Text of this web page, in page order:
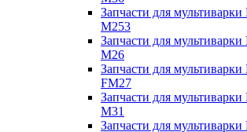
Запчасти для
M253
Запчасти для
M26
Запчасти для
FM27
Запчасти для
M31
Запчасти для